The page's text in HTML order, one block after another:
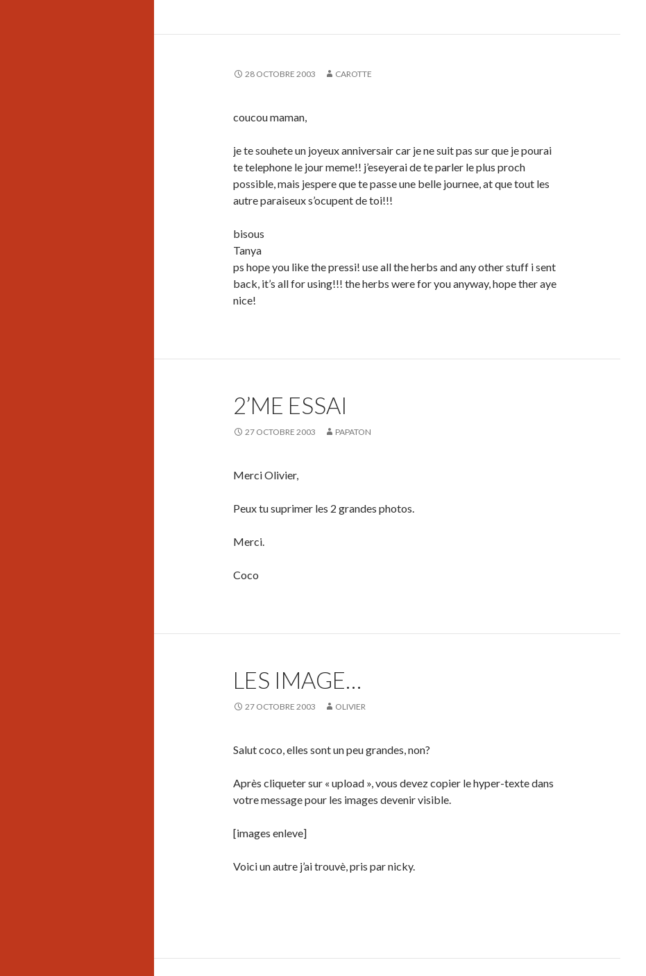
28 OCTOBRE 2003 CAROTTE
coucou maman,
je te souhete un joyeux anniversair car je ne suit pas sur que je pourai
te telephone le jour meme!! j’eseyerai de te parler le plus proch
possible, mais jespere que te passe une belle journee, at que tout les
autre paraiseux s’ocupent de toi!!!
bisous
Tanya
ps hope you like the pressi! use all the herbs and any other stuff i sent
back, it’s all for using!!! the herbs were for you anyway, hope ther aye
nice!
2’ME ESSAI
27 OCTOBRE 2003 PAPATON
Merci Olivier,
Peux tu suprimer les 2 grandes photos.
Merci.
Coco
LES IMAGE…
27 OCTOBRE 2003 OLIVIER
Salut coco, elles sont un peu grandes, non?
Après cliqueter sur « upload », vous devez copier le hyper-texte dans
votre message pour les images devenir visible.
[images enleve]
Voici un autre j’ai trouvè, pris par nicky.